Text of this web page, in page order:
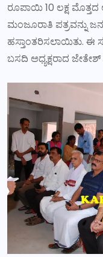
ರೂಪಾಯಿ 10 ಲಕ್ಷ
ಮಂಜೂರಾತಿ ಪತ್ರವನ್ನು
ಹಸ್ತಾಂತರಿಸಲಾಯಿತು. ಈ
ಬಸದಿ ಅಧ್ಯಕ್ಷರಾದ